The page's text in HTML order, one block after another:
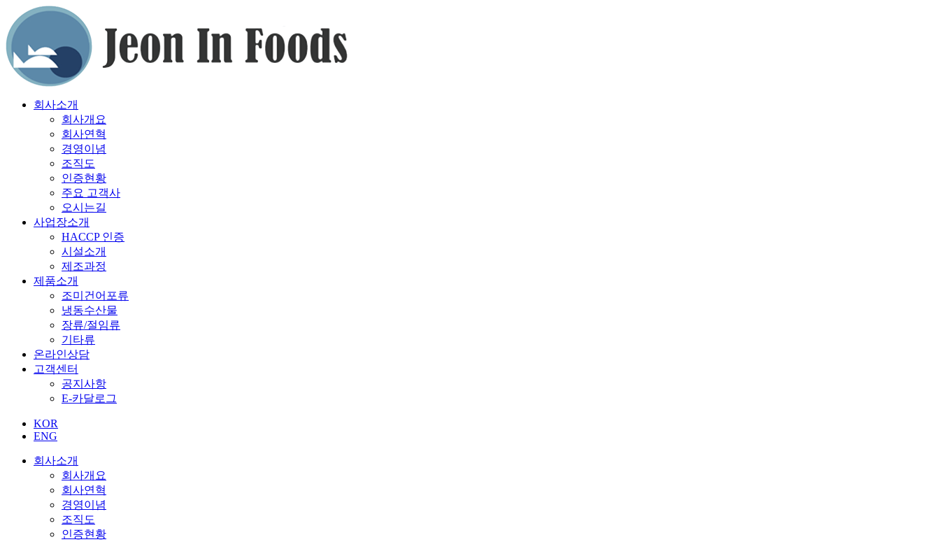
회사소개
회사개요
회사연혁
경영이념
조직도
인증현황
주요 고객사
오시는길
사업장소개
HACCP 인증
시설소개
제조과정
제품소개
조미건어포류
냉동수산물
장류/절임류
기타류
온라인상담
고객센터
공지사항
E-카달로그
KOR
ENG
회사소개
회사개요
회사연혁
경영이념
조직도
인증현황